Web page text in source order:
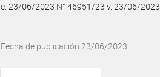
e. 23/06/2023 N° 46951/23 v. 23/06/2023
Fecha de publicación 23/06/2023